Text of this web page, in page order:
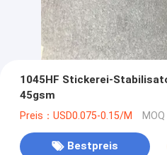
1045HF Stickerei-
45gsm
Preis：USD0.075-0.15/M
Bestpreis